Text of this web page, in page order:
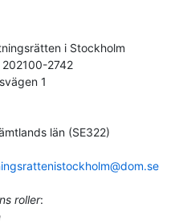
i Stockholm
202100-2742
1
län (SE322)
roller: